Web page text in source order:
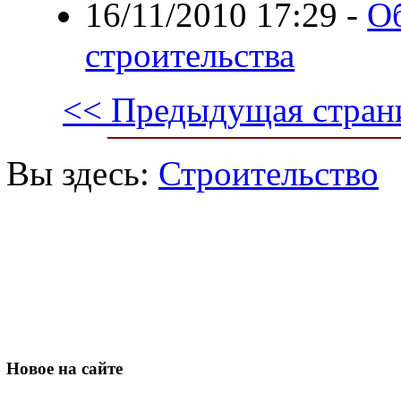
16/11/2010 17:29 -
строительства
<< Предыдущая
Вы здесь: Строительство
Новое на сайте